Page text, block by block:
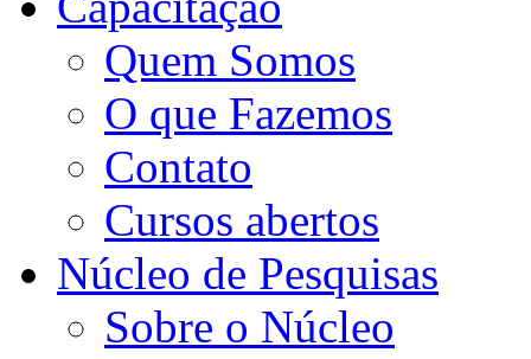
Quem Somos
O que Fazemos
Contato
Cursos abertos
Núcleo de Pesquisas
Sobre o Núcleo